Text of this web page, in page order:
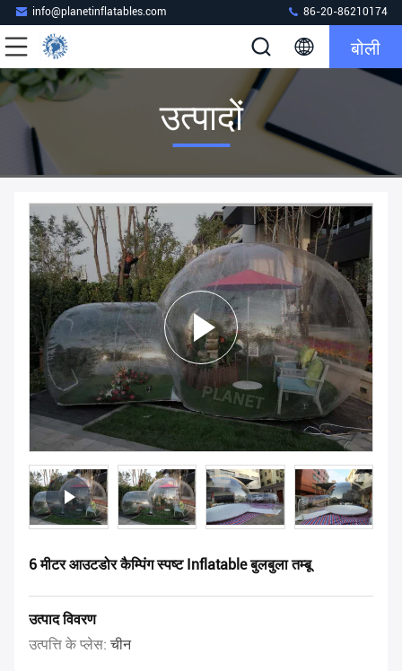
info@planetinflatables.com 86-20-86210174
बोली
उत्पादों
6 मीटर आउटडोर कैम्पिंग स्पष्ट Inflatable बुलबुला तम्बू
उत्पाद विवरण
उत्पत्ति के प्लेस:चीन